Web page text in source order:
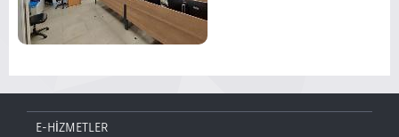
E-HİZMETLER